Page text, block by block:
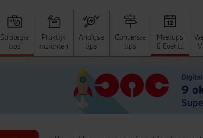
Strategie
tips
Praktijk
inzichten
Analyse
tips
Conversie
tips
Meetups
& Events